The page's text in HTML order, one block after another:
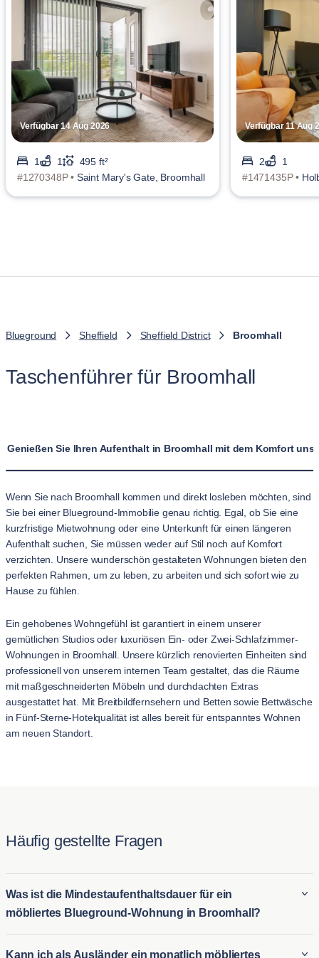
Verfügbar 14 Aug 2026
1 1
495 ft²
#1270348P • Saint Mary's Gate, Broomhall
Verfügbar 11 Aug
2
1
#1471435P •
Blueground Sheffield Sheffield District Broomhall
Taschenführer für Broomhall
Genießen Sie Ihren Aufenthalt in Broomhall mit dem Komfort
Wenn Sie nach Broomhall kommen und direkt losleben möchten, sind
Sie bei einer Blueground-Immobilie genau richtig. Egal, ob Sie eine
kurzfristige Mietwohnung oder eine Unterkunft für einen längeren
Aufenthalt suchen, Sie müssen weder auf Stil noch auf Komfort
verzichten. Unsere wunderschön gestalteten Wohnungen bieten den
perfekten Rahmen, um zu leben, zu arbeiten und sich sofort wie zu
Hause zu fühlen.
Ein gehobenes Wohngefühl ist garantiert in einem unserer
gemütlichen Studios oder luxuriösen Ein- oder Zwei-Schlafzimmer-
Wohnungen in Broomhall. Unsere kürzlich renovierten Einheiten sind
professionell von unserem internen Team gestaltet, das die Räume
mit maßgeschneiderten Möbeln und durchdachten Extras
ausgestattet hat. Mit Breitbildfernsehern und Betten sowie Bettwäsche
in Fünf-Sterne-Hotelqualität ist alles bereit für entspanntes Wohnen
am neuen Standort.
Häufig gestellte Fragen
Was ist die Mindestaufenthaltsdauer für ein
möbliertes Blueground-Wohnung in Broomhall?
Kann ich als Ausländer ein monatlich möbliertes